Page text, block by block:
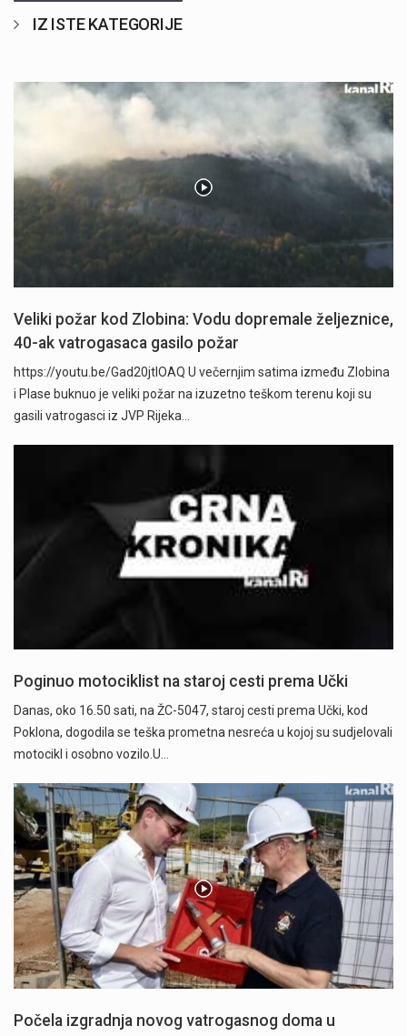
IZ ISTE KATEGORIJE
Veliki požar kod Zlobina: Vodu dopremale željeznice,
40-ak vatrogasaca gasilo požar
https://youtu.be/Gad20jtIOAQ U večernjim satima između Zlobina
i Plase buknuo je veliki požar na izuzetno teškom terenu koji su
gasili vatrogasci iz JVP Rijeka…
Poginuo motociklist na staroj cesti prema Učki
Danas, oko 16.50 sati, na ŽC-5047, staroj cesti prema Učki, kod
Poklona, dogodila se teška prometna nesreća u kojoj su sudjelovali
motocikl i osobno vozilo.U…
Počela izgradnja novog vatrogasnog doma u